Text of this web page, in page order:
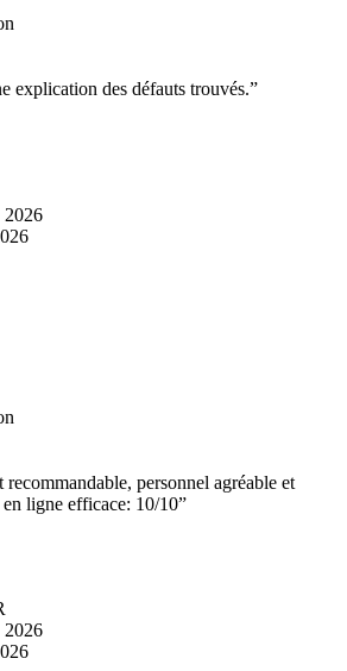
explication des défauts trouvés.”
2026
personnel agréable et
ligne efficace: 10/10”
2026